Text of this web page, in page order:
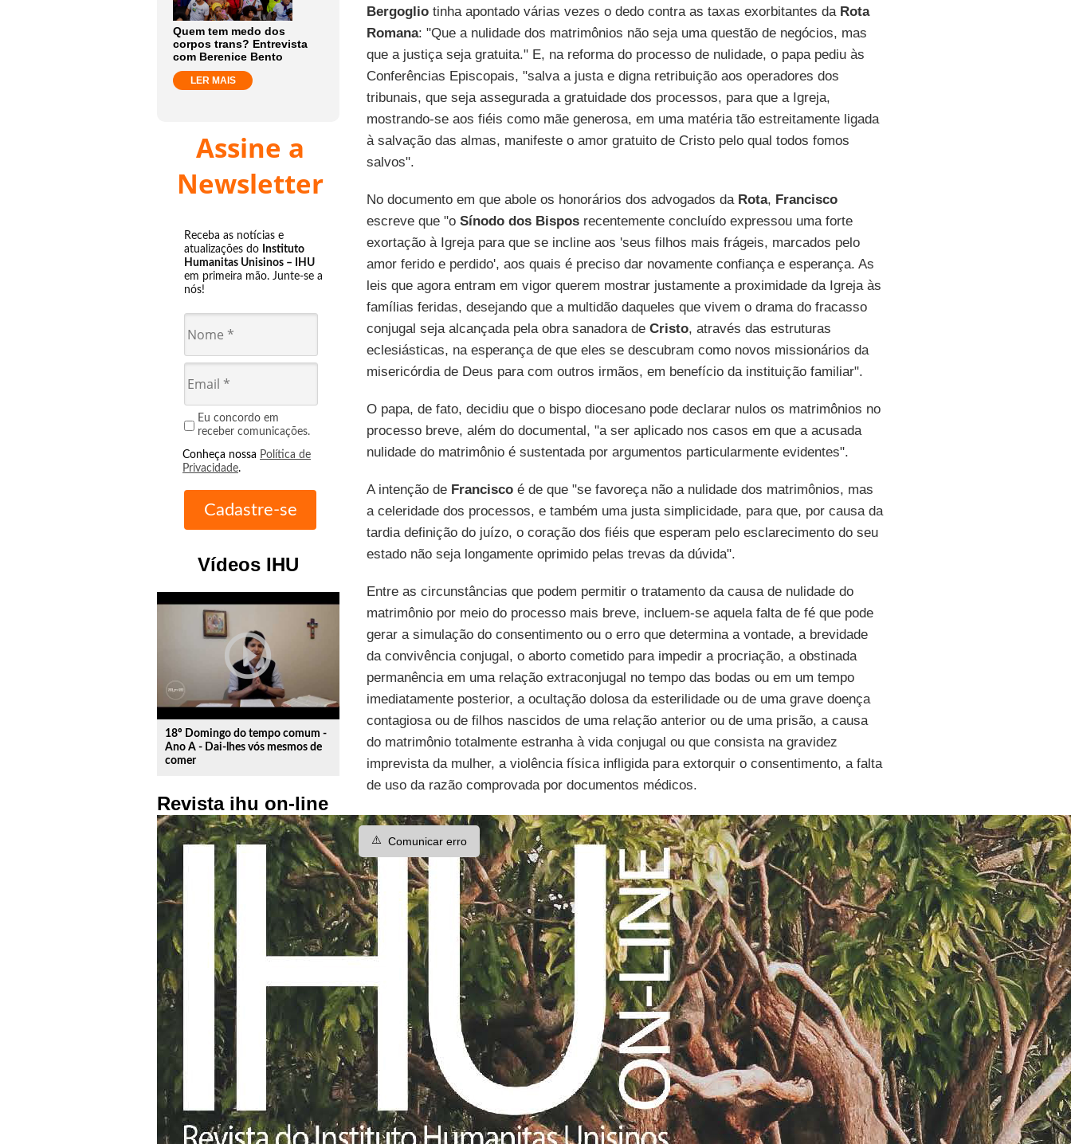
Quem tem medo dos
corpos trans? Entrevista
com Berenice Bento
LER MAIS
Assine a
Newsletter
Receba as notícias e
atualizações do Instituto
Humanitas Unisinos – IHU
em primeira mão. Junte-se a
nós!
Eu concordo em
receber comunicações.
Conheça nossa Política de
Privacidade.
Vídeos IHU
play_circle_outline
18º Domingo do tempo comum -
Ano A - Dai-lhes vós mesmos de
comer
Revista ihu on-line
Bergogliotinha apontado várias vezes o dedo contra as taxas exorbitantes da Rota
Romana: "Que a nulidade dos matrimônios não seja uma questão de negócios, mas
que a justiça seja gratuita." E, na reforma do processo de nulidade, o papa pediu às
Conferências Episcopais, "salva a justa e digna retribuição aos operadores dos
tribunais, que seja assegurada a gratuidade dos processos, para que a Igreja,
mostrando-se aos fiéis como mãe generosa, em uma matéria tão estreitamente ligada
à salvação das almas, manifeste o amor gratuito de Cristo pelo qual todos fomos
salvos".
No documento em que abole os honorários dos advogados da Rota, Francisco
escreve que "o Sínodo dos Bisposrecentemente concluído expressou uma forte
exortação à Igreja para que se incline aos 'seus filhos mais frágeis, marcados pelo
amor ferido e perdido', aos quais é preciso dar novamente confiança e esperança. As
leis que agora entram em vigor querem mostrar justamente a proximidade da Igreja às
famílias feridas, desejando que a multidão daqueles que vivem o drama do fracasso
conjugal seja alcançada pela obra sanadora de Cristo, através das estruturas
eclesiásticas, na esperança de que eles se descubram como novos missionários da
misericórdia de Deus para com outros irmãos, em benefício da instituição familiar".
O papa, de fato, decidiu que o bispo diocesano pode declarar nulos os matrimônios no
processo breve, além do documental, "a ser aplicado nos casos em que a acusada
nulidade do matrimônio é sustentada por argumentos particularmente evidentes".
A intenção de Franciscoé de que "se favoreça não a nulidade dos matrimônios, mas
a celeridade dos processos, e também uma justa simplicidade, para que, por causa da
tardia definição do juízo, o coração dos fiéis que esperam pelo esclarecimento do seu
estado não seja longamente oprimido pelas trevas da dúvida".
Entre as circunstâncias que podem permitir o tratamento da causa de nulidade do
matrimônio por meio do processo mais breve, incluem-se aquela falta de fé que pode
gerar a simulação do consentimento ou o erro que determina a vontade, a brevidade
da convivência conjugal, o aborto cometido para impedir a procriação, a obstinada
permanência em uma relação extraconjugal no tempo das bodas ou em um tempo
imediatamente posterior, a ocultação dolosa da esterilidade ou de uma grave doença
contagiosa ou de filhos nascidos de uma relação anterior ou de uma prisão, a causa
do matrimônio totalmente estranha à vida conjugal ou que consista na gravidez
imprevista da mulher, a violência física infligida para extorquir o consentimento, a falta
de uso da razão comprovada por documentos médicos.
⚠️ Comunicar erro